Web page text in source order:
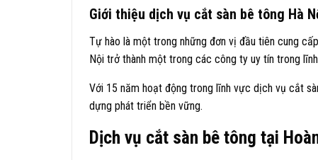
Giới thiệu dịch vụ cắt sàn bê tông Hà
Tự hào là một trong những đơn vị đầu tiên cung
Nội trở thành một trong các công ty uy tín trong
Với 15 năm hoạt động trong lĩnh vực dịch vụ cắt
dựng phát triển bền vững.
Dịch vụ cắt sàn bê tông tại